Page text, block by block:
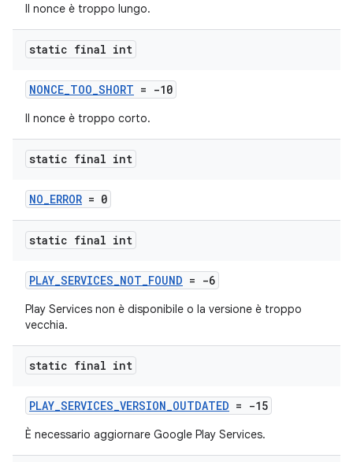
Il nonce è troppo lungo.
static final int
NONCE_TOO_SHORT = -10
Il nonce è troppo corto.
static final int
NO_ERROR = 0
static final int
PLAY_SERVICES_NOT_FOUND = -6
Play Services non è disponibile o la versione è troppo
vecchia.
static final int
PLAY_SERVICES_VERSION_OUTDATED = -15
È necessario aggiornare Google Play Services.